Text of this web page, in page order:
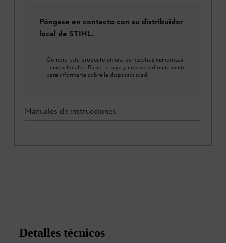
Póngase en contacto con su distribuidor
local de STIHL.
Compra este producto en una de nuestras numerosas
tiendas locales. Busca la tuya y contacta directamente
para informarte sobre la disponibilidad.
Manuales de instrucciones
Detalles técnicos